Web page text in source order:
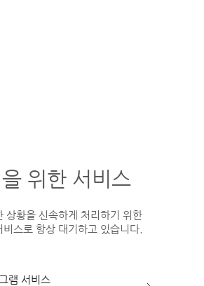
위한 서비스
상황을 신속하게 처리하기 위한
스로 항상 대기하고 있습니다.
램 서비스